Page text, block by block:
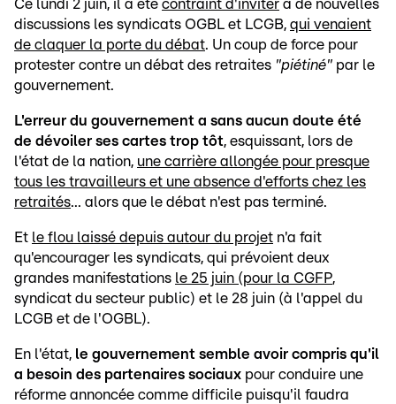
Ce lundi 2 juin, il a été contraint d'inviter à de nouvelles
discussions les syndicats OGBL et LCGB, qui venaient
de claquer la porte du débat. Un coup de force pour
protester contre un débat des retraites "piétiné" par le
gouvernement.
L'erreur du gouvernement a sans aucun doute été
de dévoiler ses cartes trop tôt, esquissant, lors de
l'état de la nation, une carrière allongée pour presque
tous les travailleurs et une absence d'efforts chez les
retraités... alors que le débat n'est pas terminé.
Et le flou laissé depuis autour du projet n'a fait
qu'encourager les syndicats, qui prévoient deux
grandes manifestations le 25 juin (pour la CGFP,
syndicat du secteur public) et le 28 juin (à l'appel du
LCGB et de l'OGBL).
En l'état, le gouvernement semble avoir compris qu'il
a besoin des partenaires sociaux pour conduire une
réforme annoncée comme difficile puisqu'il faudra